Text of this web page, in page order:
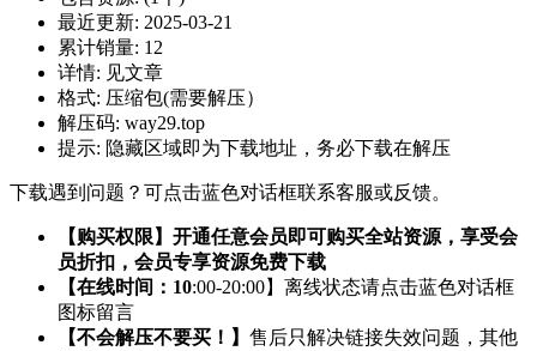
最近更新: 2025-03-21
累计销量: 12
详情: 见文章
格式: 压缩包(需要解压）
解压码: way29.top
提示: 隐藏区域即为下载地址，务必下载在解压
下载遇到问题？可点击蓝色对话框联系客服或反馈。
【购买权限】开通任意会员即可购买全站资源，享受会
员折扣，会员专享资源免费下载
【在线时间：10:00-20:00】离线状态请点击蓝色对话框
图标留言
【不会解压不要买！】 售后只解决链接失效问题，其他